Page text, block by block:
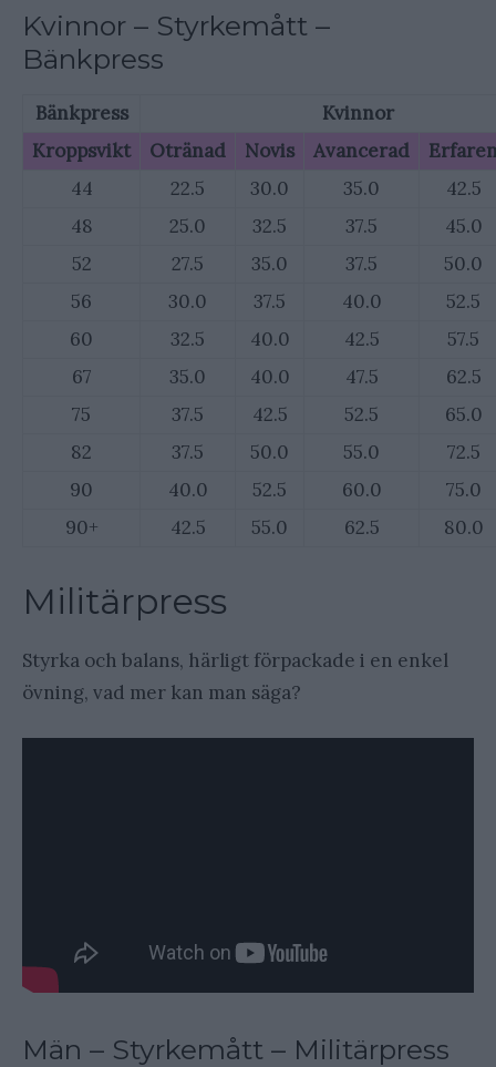
Kvinnor – Styrkemått –
Bänkpress
Bänkpress
Kvinnor
Kroppsvikt
Otränad Novis Avancerad
44
22.5 30.0 35.0
42.5
48
25.0 32.5 37.5
45.0
52
27.5 35.0 37.5
50.0
56
30.0 37.5 40.0
52.5
60
32.5 40.0 42.5
57.5
67
35.0 40.0 47.5
62.5
75
37.5 42.5 52.5
65.0
82
37.5 50.0 55.0
72.5
90
40.0 52.5 60.0
75.0
90+
42.5 55.0 62.5 80.0
Militärpress
Styrka och balans, härligt förpackade i en enkel
övning, vad mer kan man säga?
Män – Styrkemått – Militärpress